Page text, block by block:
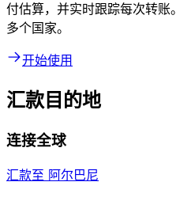
付估算，并实时跟踪每次转账
多个国家。
开始使用
汇款目的地
连接全球
汇款至 阿尔巴尼